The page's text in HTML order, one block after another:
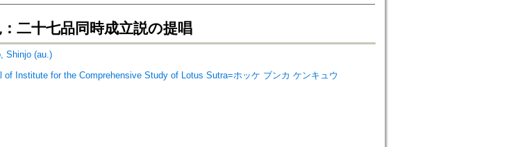
二十七品同時成立説の提唱
Shinjo (au.)
of Institute for the Comprehensive Study of Lotus Sutra=ホッケ ブンカ ケンキュウ